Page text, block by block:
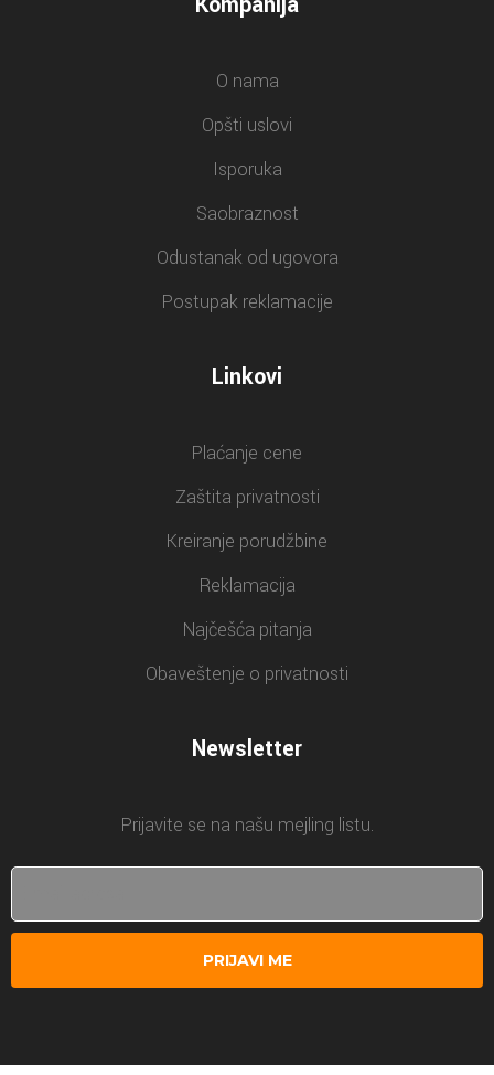
O nama
Opšti uslovi
Isporuka
Saobraznost
Odustanak od ugovora
Postupak reklamacije
Linkovi
Plaćanje cene
Zaštita privatnosti
Kreiranje porudžbine
Reklamacija
Najčešća pitanja
Obaveštenje o privatnosti
Newsletter
Prijavite se na našu mejling listu.
PRIJAVI ME